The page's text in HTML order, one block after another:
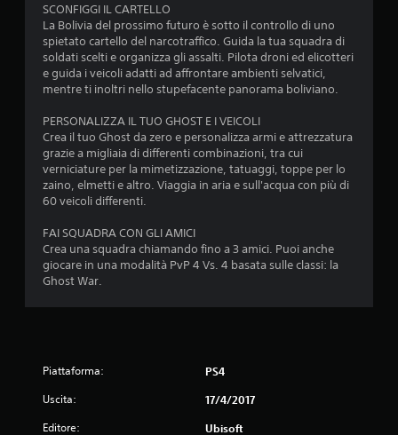
SCONFIGGI IL CARTELLO
La Bolivia del prossimo futuro è sotto il controllo di uno
spietato cartello del narcotraffico. Guida la tua squadra di
soldati scelti e organizza gli assalti. Pilota droni ed elicotteri
e guida i veicoli adatti ad affrontare ambienti selvatici,
mentre ti inoltri nello stupefacente panorama boliviano.
PERSONALIZZA IL TUO GHOST E I VEICOLI
Crea il tuo Ghost da zero e personalizza armi e attrezzatura
grazie a migliaia di differenti combinazioni, tra cui
verniciature per la mimetizzazione, tatuaggi, toppe per lo
zaino, elmetti e altro. Viaggia in aria e sull'acqua con più di
60 veicoli differenti.
FAI SQUADRA CON GLI AMICI
Crea una squadra chiamando fino a 3 amici. Puoi anche
giocare in una modalità PvP 4 Vs. 4 basata sulle classi: la
Ghost War.
Piattaforma: PS4
Uscita: 17/4/2017
Editore: Ubisoft